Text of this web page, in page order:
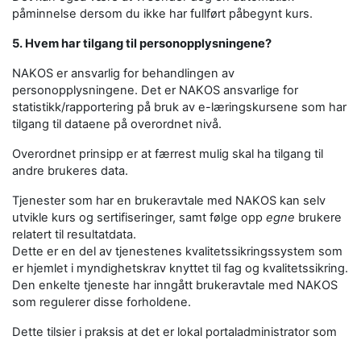
påminnelse dersom du ikke har fullført påbegynt kurs.
5. Hvem har tilgang til personopplysningene?
NAKOS er ansvarlig for behandlingen av
personopplysningene. Det er NAKOS ansvarlige for
statistikk/rapportering på bruk av e-læringskursene som har
tilgang til dataene på overordnet nivå.
Overordnet prinsipp er at færrest mulig skal ha tilgang til
andre brukeres data.
Tjenester som har en brukeravtale med NAKOS kan selv
utvikle kurs og sertifiseringer, samt følge opp egne brukere
relatert til resultatdata.
Dette er en del av tjenestenes kvalitetssikringssystem som
er hjemlet i myndighetskrav knyttet til fag og kvalitetssikring.
Den enkelte tjeneste har inngått brukeravtale med NAKOS
som regulerer disse forholdene.
Dette tilsier i praksis at det er lokal portaladministrator som